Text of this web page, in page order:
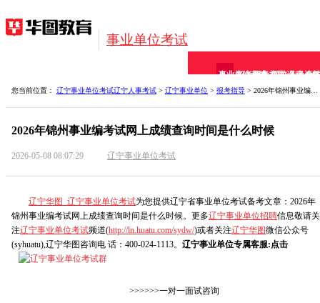
事业单位考试
事业单位考试
招考信息报考指导网校课程备考资料
全
您当前位置： 辽宁事业单位考试辽宁人事考试 > 辽宁事业单位 > 报考指导 > 2026年锦州事业编考试网上成绩查询时间是什么时候
2026年锦州事业编考试网上成绩查询时间是什么时候
2026-05-08 08:07:29 辽宁事业单位考试
辽宁华图_辽宁事业单位考试为您提供辽宁省事业单位考试备考文章：2026年
锦州事业编考试网上成绩查询时间是什么时候。更多辽宁事业单位招聘信息敬请关
注辽宁事业单位考试频道(http://ln.huatu.com/sydw/)或者关注辽宁华图微信公众号
(syhuatu),辽宁华图咨询电 话：400-024-1113。 辽宁事业单位专属客服:点击
>>>>>>一对一面试咨询